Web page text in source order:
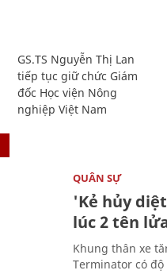
GS.TS Nguyễn Thị Lan
tiếp tục giữ chức Giám
đốc Học viện Nông
nghiệp Việt Nam
QUÂN SỰ
'Kẻ hủy
lúc 2 tên
Khung thân xe
Terminator có